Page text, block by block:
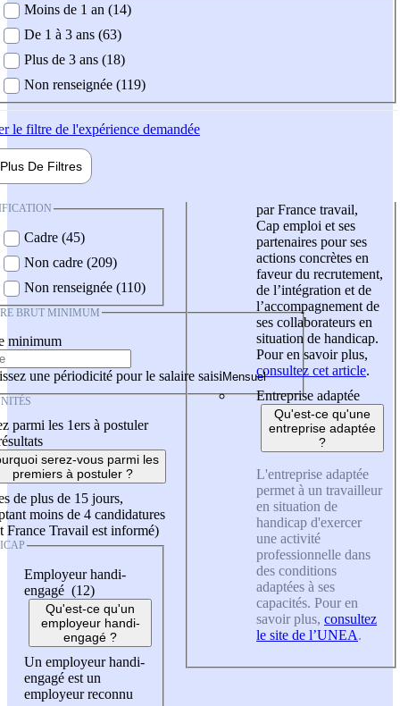
demandée
Moins de 1 an (14)
De 1 à 3 ans (63)
Plus de 3 ans (18)
Non renseignée (119)
le filtre de l'expérience demandée
Plus De Filtres
Cadre (45)
Non cadre (209)
Non renseignée (110)
BRUT MINIMUM
minimum
une périodicité pour le salaire saisi
parmi les 1ers à postuler
serez-vous parmi les
premiers à postuler ?
de plus de 15 jours,
moins de 4 candidatures
France Travail est informé)
Employeur handi-
engagé (12)
Qu'est-ce qu'un
employeur handi-
engagé ?
Un employeur handi-
engagé est un
employeur reconnu
par France travail,
Cap emploi et ses
partenaires pour ses
actions concrètes en
faveur du recrutement,
de l’intégration et de
l’accompagnement de
ses collaborateurs en
situation de handicap.
Pour en savoir plus,
consultez cet article.
Entreprise adaptée
Qu'est-ce qu'une
entreprise adaptée
?
L'entreprise adaptée
permet à un travailleur
en situation de
handicap d'exercer
une activité
professionnelle dans
des conditions
adaptées à ses
capacités. Pour en
savoir plus, consultez
le site de l’UNEA.